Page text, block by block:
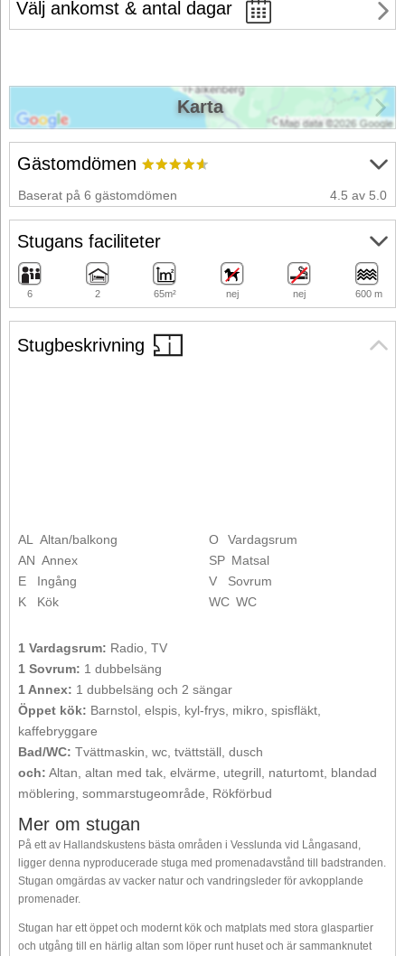
Välj ankomst & antal dagar
Stugbeskrivning
AL
Altan/balkong
AN Annex
E
Ingång
K
Kök
O
Vardagsrum
SP Matsal
V
Sovrum
WC WC
1 Vardagsrum: Radio, TV
1 Sovrum: 1 dubbelsäng
1 Annex: 1 dubbelsäng och 2 sängar
Öppet kök: Barnstol, elspis, kyl-frys, mikro, spisfläkt,
kaffebryggare
Bad/WC: Tvättmaskin, wc, tvättställ, dusch
och: Altan, altan med tak, elvärme, utegrill, naturtomt, blandad
möblering, sommarstugeområde, Rökförbud
Mer om stugan
På ett av Hallandskustens bästa områden i Vesslunda vid Långasand,
ligger denna nyproducerade stuga med promenadavstånd till badstranden.
Stugan omgärdas av vacker natur och vandringsleder för avkopplande
promenader.
Stugan har ett öppet och modernt kök och matplats med stora glaspartier
och utgång till en härlig altan som löper runt huset och är sammanknutet
Gästomdömen
Baserat på 6 gästomdömen 4.5 av 5.0
Stugans faciliteter
6 2 65m² nej nej 600 m
Karta